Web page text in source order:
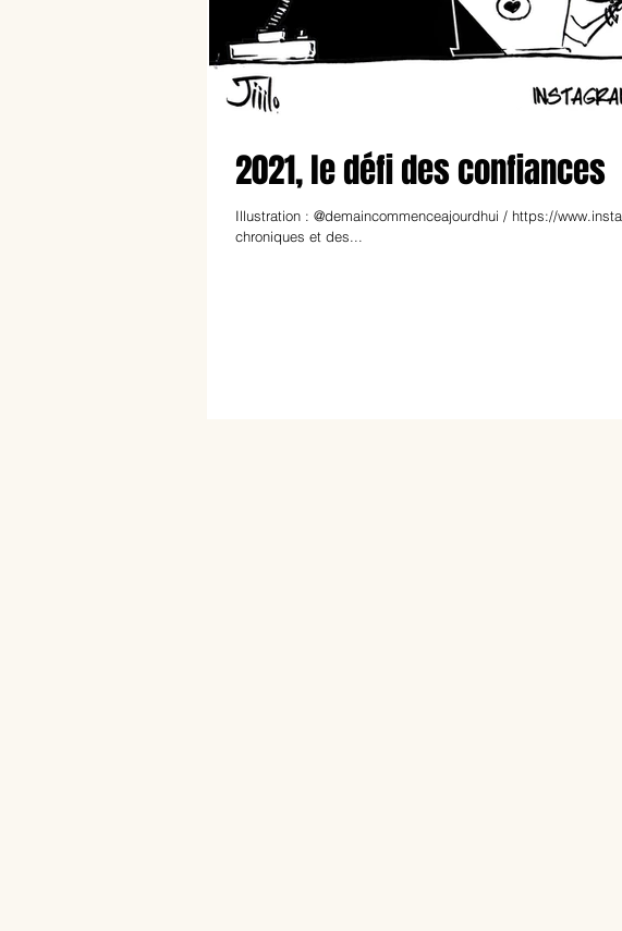
2021, le défi des confiances
Illustration : @demaincommenceajourdhui / https://www.instagram.com/demaincommenceaujourdhui/ Quand on écrit des
chroniques et des...